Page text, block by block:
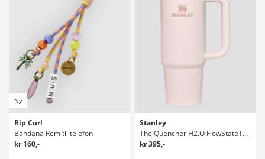
Ny
Rip Curl
Bandana Rem til telefon
kr 160,-
Stanley
The Quencher H2.O FlowStateTumbler 0,89l Flaske
kr 395,-